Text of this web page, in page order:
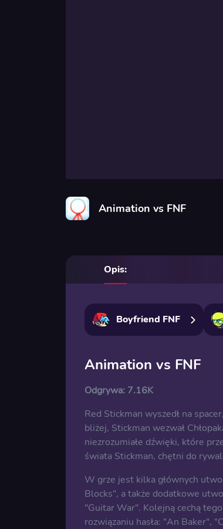
Animation vs FNF
Opis:
Boyfriend FNF
Animation vs FNF
Odgrywa: 7.16K
Red Stickman wyszedł na
bliżej, Stickman wezwał
niezrozumiałe dźwięki, które
świata Stickman, chętni do
W grze jest kilka głównych
Blocks", a także dodatkowe
"Guitar War". Kolejną cechą
rozwiązaniu hasła: "An Baker",